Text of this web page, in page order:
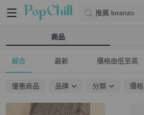
推薦 loranzo
商品
綜合 最新 價格由低至高
優惠商品 品牌 分類 價格